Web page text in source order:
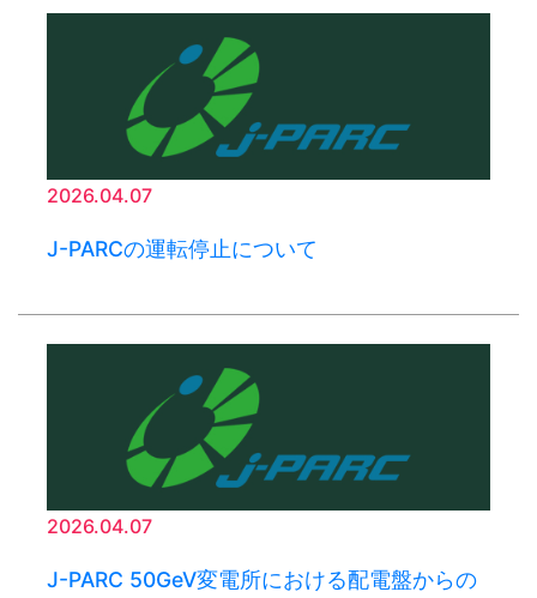
2026.04.07
J-PARCの運転停止について
2026.04.07
J-PARC 50GeV変電所における配電盤からの